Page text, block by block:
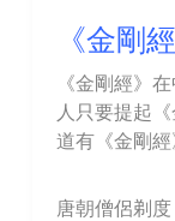
《金剛
《金剛經》
人只要提起
道有《金剛經
唐朝僧侶剃